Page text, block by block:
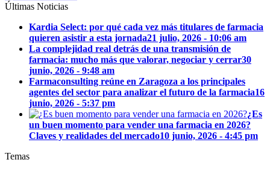
Últimas Noticias
Kardia Select: por qué cada vez más titulares de farmacia
quieren asistir a esta jornada21 julio, 2026 - 10:06 am
La complejidad real detrás de una transmisión de
farmacia: mucho más que valorar, negociar y cerrar30
junio, 2026 - 9:48 am
Farmaconsulting reúne en Zaragoza a los principales
agentes del sector para analizar el futuro de la farmacia16
junio, 2026 - 5:37 pm
¿Es
un buen momento para vender una farmacia en 2026?
Claves y realidades del mercado10 junio, 2026 - 4:45 pm
Temas